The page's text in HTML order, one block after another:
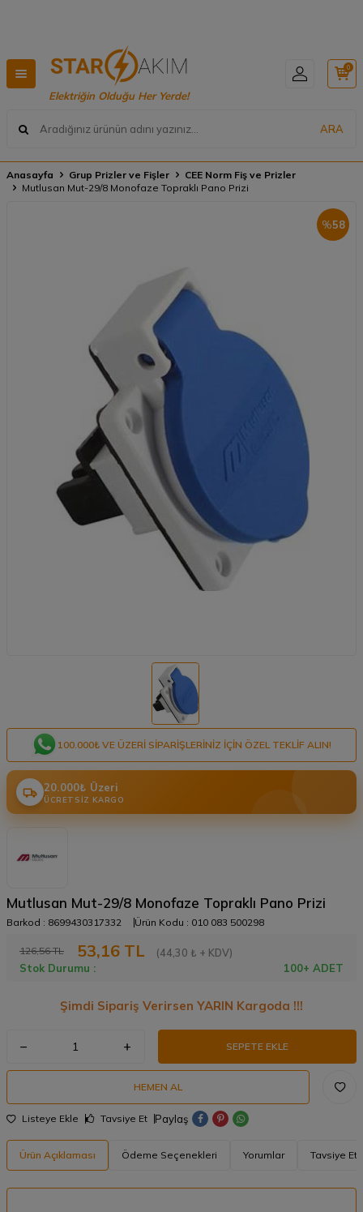
Elektriğin Olduğu Her Yerde!
ARA
0
Anasayfa Grup Prizler ve Fişler
CEE Norm Fiş ve Prizler
Mutlusan Mut-29/8 Monofaze Topraklı Pano Prizi
%58
100.000₺ VE ÜZERI SIPARIŞLERINIZ IÇIN ÖZEL TEKLIF ALIN!
20.000₺ Üzeri
ÜCRETSIZ KARGO
Mutlusan Mut-29/8 Monofaze Topraklı Pano Prizi
Barkod : 8699430317332 Ürün Kodu : 010 083 500298
126,56TL 53,16 TL
(44,30 ₺ + KDV)
Stok Durumu :
100+ ADET
Şimdi Sipariş Verirsen YARIN Kargoda !!!
SEPETE EKLE
HEMEN AL
Listeye Ekle Tavsiye Et Paylaş
Ürün Açıklaması Ödeme Seçenekleri Yorumlar Tavsiye Et